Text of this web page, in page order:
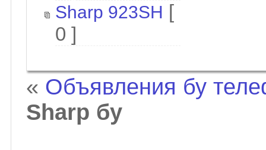
Sharp 923SH [
0 ]
« Объявления бу
Sharp бу